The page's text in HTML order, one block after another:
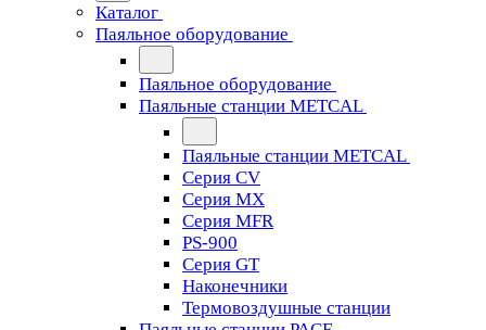
Каталог
Паяльное оборудование
Паяльное оборудование
Паяльные станции METCAL
Паяльные станции METCAL
Серия CV
Серия MX
Серия MFR
PS-900
Серия GT
Наконечники
Термовоздушные станции